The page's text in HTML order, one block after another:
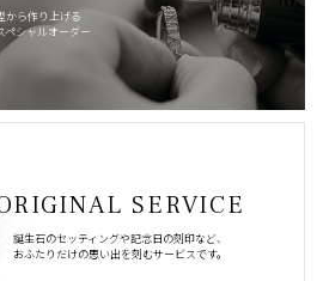
から作り上げる
ペシャルオーダー
SERVICE
誕生石のセッティングや記念日の刻印など、
おふたりだけの思い出を刻むサービスです。